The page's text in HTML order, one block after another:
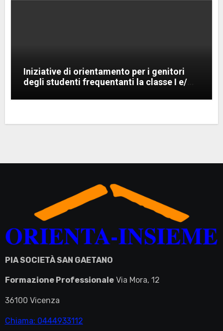
Iniziative di orientamento per i genitori
degli studenti frequentanti la classe I e/o
2025/2026
PIA SOCIETÀ SAN GAETANO
Formazione ProfessionaleVia Mora, 12
36100 Vicenza
Chiama: 0444933112